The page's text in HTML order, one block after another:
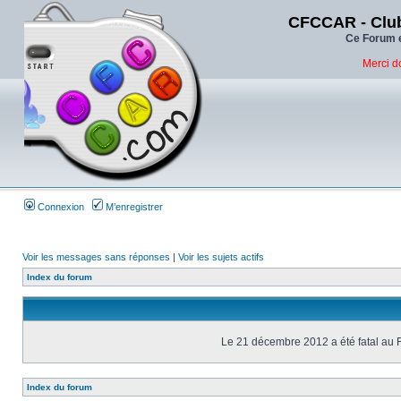
CFCCAR -
Ce Forum
Merci
Connexion M’enregistrer
Voir les messages sans réponses | Voir les sujets actifs
Index du forum
Le 21 décembre 2012 a été fatal au
Index du forum